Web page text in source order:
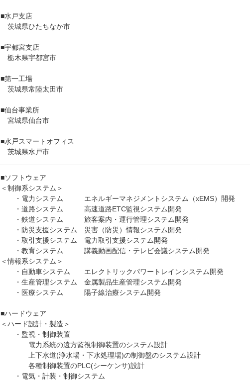
■水戸支店
茨城県ひたちなか市
■宇都宮支店
栃木県宇都宮市
■第一工場
茨城県常陸太田市
■仙台事業所
宮城県仙台市
■水戸スマートオフィス
茨城県水戸市
■ソフトウェア
＜制御系システム＞
・電力システム エネルギーマネジメントシステム（xEMS）開発
・道路システム 高速道路ETC監視システム開発
・鉄道システム 旅客案内・運行管理システム開発
・防災支援システム 災害（防災）情報システム開発
・取引支援システム 電力取引支援システム開発
・教育システム 講義動画配信・テレビ会議システム開発
＜情報系システム＞
・自動車システム エレクトリックパワートレインシステム開発
・生産管理システム 金属製品生産管理システム開発
・医療システム 陽子線治療システム開発
■ハードウェア
＜ハード設計・製造＞
・監視・制御装置
電力系統の遠方監視制御装置のシステム設計
上下水道(浄水場・下水処理場)の制御盤のシステム設計
各種制御装置のPLC(シーケンサ)設計
・電気・計装・制御システム